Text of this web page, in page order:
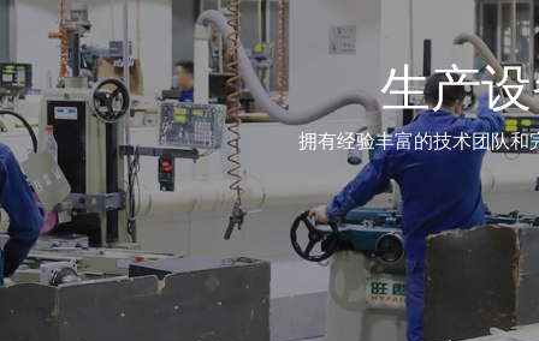
生产
拥有经验丰富的技术团队和